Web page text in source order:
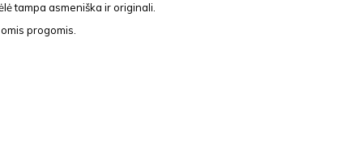
tampa asmeniška ir originali.
progomis.